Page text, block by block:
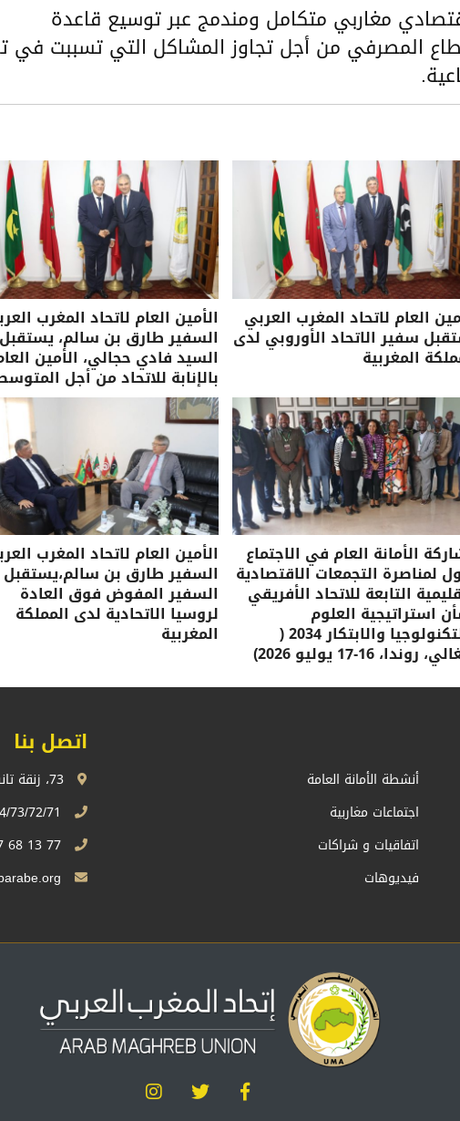
مغاربي متكامل ومندمج عبر توسيع قاعدة
المصرفي من أجل تجاوز المشاكل التي تسببت في
العام لاتحاد المغرب العربي
سفير الاتحاد الأوروبي لدى
المغربية
الأمين العام لاتحاد المغرب
السفير طارق بن سالم، يستقبل
السيد فادي حجالي، الأمين
بالإنابة للاتحاد من أجل
الأمانة العام في الاجتماع
لمناصرة التجمعات الاقتصادية
التابعة للاتحاد الأفريقي
استراتيجية العلوم
والتكنولوجيا والابتكار 2034 (
روندا، 16-17 يوليو 2026)
الأمين العام لاتحاد المغرب
السفير طارق بن سالم،يستقبل
السفير المفوض فوق العادة
لروسيا الاتحادية لدى المملكة
المغربية
أنشطة الأمانة العامة
اجتماعات مغاربية
اتفاقيات و شراكات
فيديوهات
اتصل بنا